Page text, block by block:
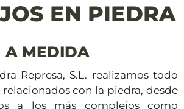
EN PIEDRA
A MEDIDA
Represa, S.L. realizamos todo
con la piedra, desde
a los más complejos como